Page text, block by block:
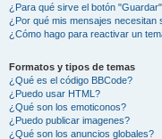
¿Para qué sirve el botón
¿Por qué mis mensajes necesitan
¿Cómo hago para reactivar un
Formatos y tipos de temas
¿Qué es el código BBCode?
¿Puedo usar HTML?
¿Qué son los emoticonos?
¿Puedo publicar imagenes?
¿Qué son los anuncios globales?